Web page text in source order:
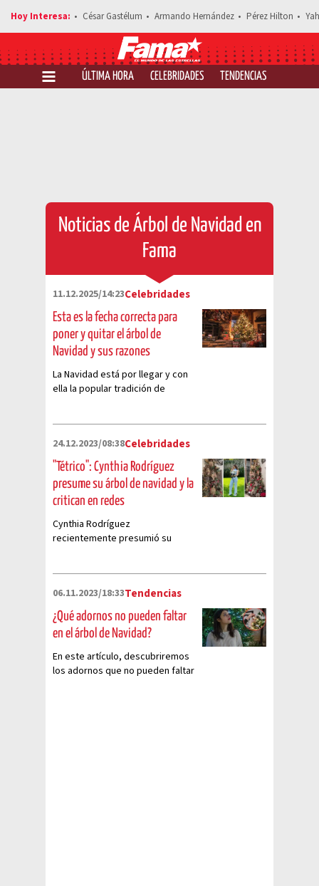
César Gastélum Armando Hernández Pérez Hilton
ÚLTIMA HORA CELEBRIDADES TENDENCIAS
Noticias de Árbol de Navidad en
Fama
11.12.2025/14:23Celebridades
Esta es la fecha correcta para
poner y quitar el árbol de
Navidad y sus razones
La Navidad está por llegar y con
ella la popular tradición de
24.12.2023/08:38Celebridades
"Tétrico": Cynthia Rodríguez
presume su árbol de navidad y la
critican en redes
Cynthia Rodríguez
recientemente presumió su
06.11.2023/18:33Tendencias
¿Qué adornos no pueden faltar
en el árbol de Navidad?
En este artículo, descubriremos
los adornos que no pueden faltar